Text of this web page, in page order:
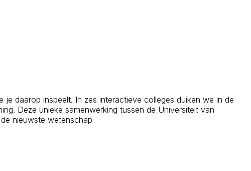
daarop inspeelt. In zes interactieve colleges duiken we in de
Deze unieke samenwerking tussen de Universiteit van
nieuwste wetenschap